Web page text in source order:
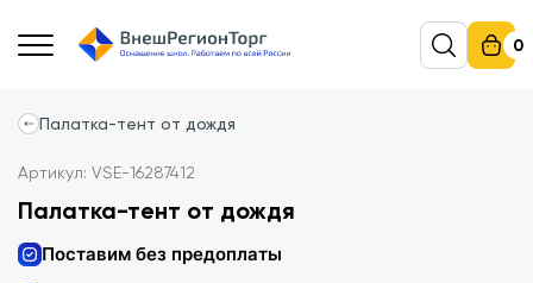
0
Палатка-тент от дождя
Артикул: VSE-16287412
Палатка-тент от дождя
Поставим без предоплаты